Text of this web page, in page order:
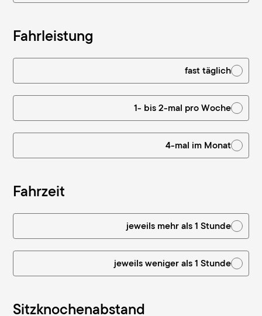
Fahrleistung
fast täglich
1- bis 2-mal pro Woche
4-mal im Monat
Fahrzeit
jeweils mehr als 1 Stunde
jeweils weniger als 1 Stunde
Sitzknochenabstand